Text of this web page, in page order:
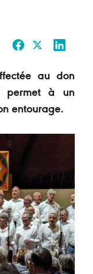
au don
permet à un
entourage.